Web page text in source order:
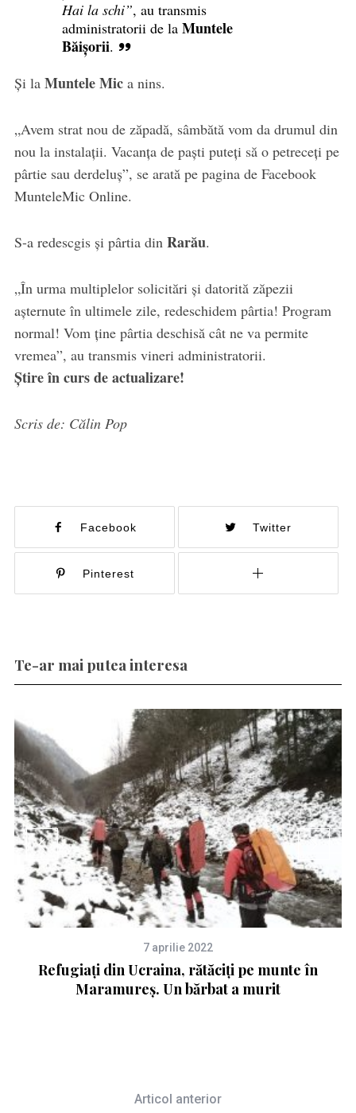
Hai la schi”, au transmis
administratorii de la Muntele
Băișorii.
Și la Muntele Mica nins.
„Avem strat nou de zăpadă, sâmbătă vom da drumul din
nou la instalații. Vacanța de paști puteți să o petreceți pe
pârtie sau derdeluș”, se arată pe pagina de Facebook
MunteleMic Online.
S-a redescgis și pârtia din Rarău.
„În urma multiplelor solicitări și datorită zăpezii
așternute în ultimele zile, redeschidem pârtia! Program
normal! Vom ține pârtia deschisă cât ne va permite
vremea”, au transmis vineri administratorii.
Știre în curs de actualizare!
Scris de: Călin Pop
Facebook Twitter
Pinterest
Te-ar mai putea interesa
7 aprilie 2022
Refugiați din Ucraina, rătăciți pe munte în
Maramureș. Un bărbat a murit
Articol anterior